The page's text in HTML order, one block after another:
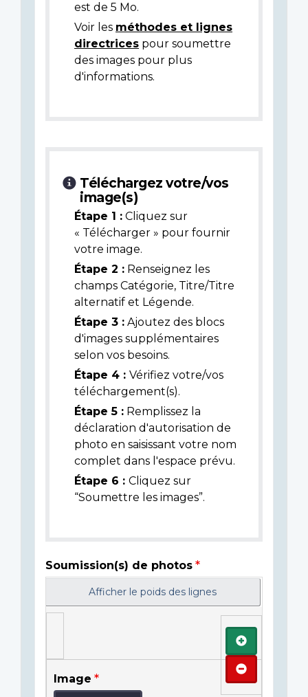
est de 5 Mo.
Voir les méthodes et lignes
directrices pour soumettre
des images pour plus
d'informations.
Téléchargez votre/vos
image(s)
Étape 1 : Cliquez sur
« Télécharger » pour fournir
votre image.
Étape 2 : Renseignez les
champs Catégorie, Titre/Titre
alternatif et Légende.
Étape 3 : Ajoutez des blocs
d'images supplémentaires
selon vos besoins.
Étape 4 : Vérifiez votre/vos
téléchargement(s).
Étape 5 : Remplissez la
déclaration d'autorisation de
photo en saisissant votre nom
complet dans l'espace prévu.
Étape 6 : Cliquez sur
“Soumettre les images”.
Soumission(s) de photos
Afficher le poids des lignes
Image
Ajouter
Retirer